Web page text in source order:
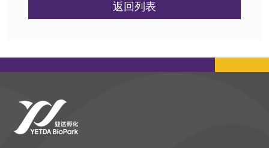
返回列表